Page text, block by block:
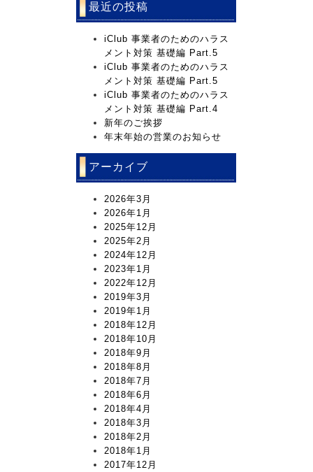
最近の投稿
iClub 事業者のためのハラス
メント対策 基礎編 Part.5
iClub 事業者のためのハラス
メント対策 基礎編 Part.5
iClub 事業者のためのハラス
メント対策 基礎編 Part.4
新年のご挨拶
年末年始の営業のお知らせ
アーカイブ
2026年3月
2026年1月
2025年12月
2025年2月
2024年12月
2023年1月
2022年12月
2019年3月
2019年1月
2018年12月
2018年10月
2018年9月
2018年8月
2018年7月
2018年6月
2018年4月
2018年3月
2018年2月
2018年1月
2017年12月